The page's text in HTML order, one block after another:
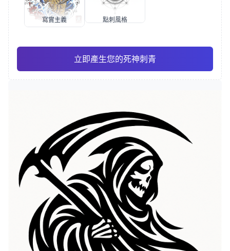
寫實主義 點刺風格
立即產生您的死神刺青